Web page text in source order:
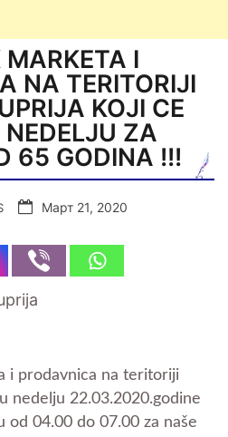
MARKETA I
NA TERITORIJI
KOJI CE
ZA
65 GODINA !!!
Март 21, 2020
i prodavnica na teritoriji
nedelju 22.03.2020.godine
04.00 do 07.00 za naše